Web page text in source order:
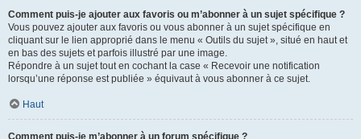
Comment puis-je ajouter aux favoris ou m’abonner à un sujet spécifique ?
Vous pouvez ajouter aux favoris ou vous abonner à un sujet spécifique en
cliquant sur le lien approprié dans le menu « Outils du sujet », situé en haut et
en bas des sujets et parfois illustré par une image.
Répondre à un sujet tout en cochant la case « Recevoir une notification
lorsqu’une réponse est publiée » équivaut à vous abonner à ce sujet.
Haut
Comment puis-je m’abonner à un forum spécifique ?